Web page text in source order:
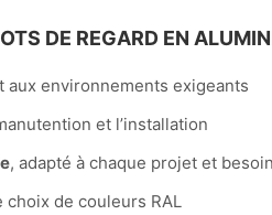
DE REGARD EN
aux environnements exigeants
et l’installation
, adapté à chaque projet et
choix de couleurs RAL